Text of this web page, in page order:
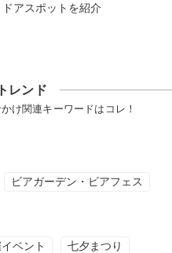
ドアスポットを紹介
レンド
け関連キーワードはコレ！
ビアガーデン・ビアフェス
ベント 七夕まつり